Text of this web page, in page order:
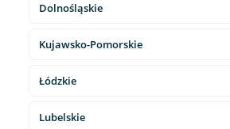
Dolnośląskie
Kujawsko-Pomorskie
Łódzkie
Lubelskie